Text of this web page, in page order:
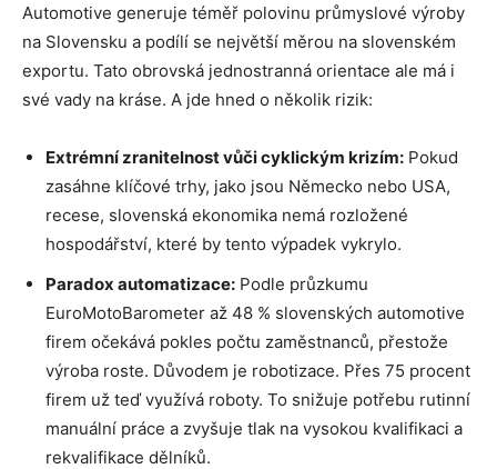
Automotive generuje téměř polovinu průmyslové výroby
na Slovensku a podílí se největší měrou na slovenském
exportu. Tato obrovská jednostranná orientace ale má i
své vady na kráse. A jde hned o několik rizik:
Extrémní zranitelnost vůči cyklickým krizím: Pokud
zasáhne klíčové trhy, jako jsou Německo nebo USA,
recese, slovenská ekonomika nemá rozložené
hospodářství, které by tento výpadek vykrylo.
Paradox automatizace: Podle průzkumu
EuroMotoBarometer až 48 % slovenských automotive
firem očekává pokles počtu zaměstnanců, přestože
výroba roste. Důvodem je robotizace. Přes 75 procent
firem už teď využívá roboty. To snižuje potřebu rutinní
manuální práce a zvyšuje tlak na vysokou kvalifikaci a
rekvalifikace dělníků.